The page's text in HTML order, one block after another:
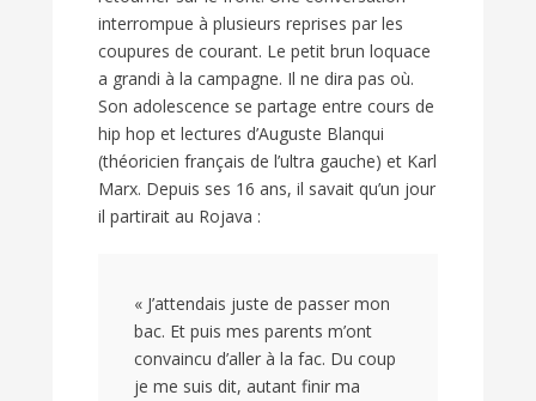
interrompue à plusieurs reprises par les
coupures de courant. Le petit brun loquace
a grandi à la campagne. Il ne dira pas où.
Son adolescence se partage entre cours de
hip hop et lectures d’Auguste Blanqui
(théoricien français de l’ultra gauche) et Karl
Marx. Depuis ses 16 ans, il savait qu’un jour
il partirait au Rojava :
« J’attendais juste de passer mon
bac. Et puis mes parents m’ont
convaincu d’aller à la fac. Du coup
je me suis dit, autant finir ma